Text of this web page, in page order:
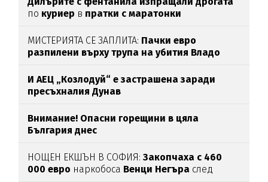
по куриер в пратки с маратонки
МИСТЕРИЯТА СЕ ЗАПЛИТА: Пачки евро
разпилени върху трупа на убития Владо
И АЕЦ „Козлодуй“ е застрашена заради
пресъхналия Дунав
Внимание! Опасни горещини в цяла
България днес
НОЩЕН ЕКШЪН В СОФИЯ:Закопчаха с 460
000 евро наркобоса Венци Негъра след